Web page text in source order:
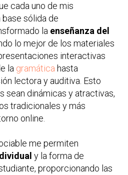
cada uno de mis
sólida de
la enseñanza del
lo mejor de los materiales
interactivas
la gramática hasta
lectora y auditiva. Esto
sean dinámicas y atractivas,
tradicionales y más
online.
me permiten
y la forma de
proporcionando las